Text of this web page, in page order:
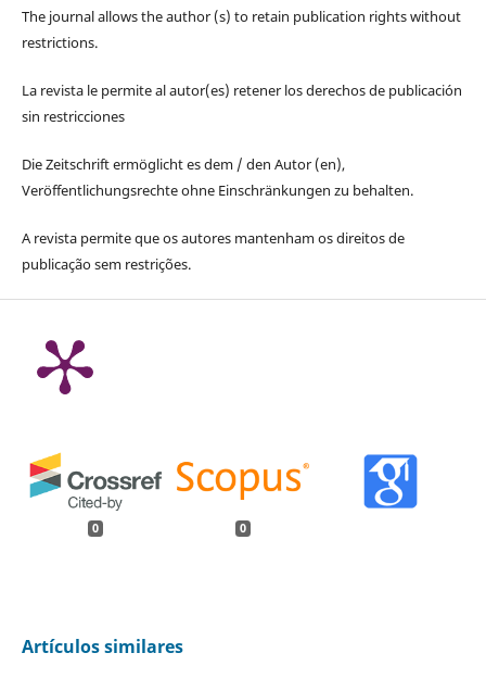
The journal allows the author (s) to retain publication rights without
restrictions.
La revista le permite al autor(es) retener los derechos de publicación
sin restricciones
Die Zeitschrift ermöglicht es dem / den Autor (en),
Veröffentlichungsrechte ohne Einschränkungen zu behalten.
A revista permite que os autores mantenham os direitos de
publicação sem restrições.
0 0
Artículos similares